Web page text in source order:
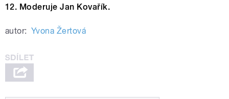
12. Moderuje Jan Kovařík.
autor: Yvona Žertová